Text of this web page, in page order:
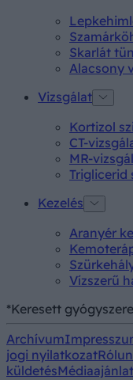
Skarlát
Alacsony
Vizsgálat
Kortizol
CT-
MR-
Triglicerid
Kezelés
Aranyér
Vízszerű
*Keresett
Archívum
jogi nyilatkozat
küldetésMédiaajánlat